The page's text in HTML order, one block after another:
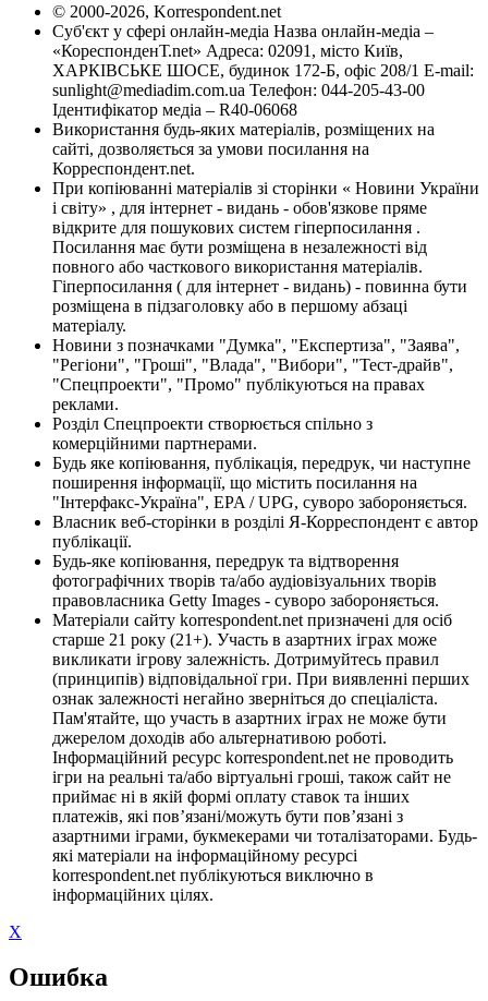
© 2000-2026, Korrespondent.net
Суб'єкт у сфері онлайн-медіа Назва онлайн-медіа –
«КореспонденТ.net» Адреса: 02091, місто Київ,
ХАРКІВСЬКЕ ШОСЕ, будинок 172-Б, офіс 208/1 E-mail:
sunlight@mediadim.com.ua Телефон: 044-205-43-00
Ідентифікатор медіа – R40-06068
Використання будь-яких матеріалів, розміщених на
сайті, дозволяється за умови посилання на
Корреспондент.net.
При копіюванні матеріалів зі сторінки « Новини України
і світу» , для інтернет - видань - обов'язкове пряме
відкрите для пошукових систем гіперпосилання .
Посилання має бути розміщена в незалежності від
повного або часткового використання матеріалів.
Гіперпосилання ( для інтернет - видань) - повинна бути
розміщена в підзаголовку або в першому абзаці
матеріалу.
Новини з позначками "Думка", "Експертиза", "Заява",
"Регіони", "Гроші", "Влада", "Вибори", "Тест-драйв",
"Спецпроекти", "Промо" публікуються на правах
реклами.
Розділ Спецпроекти створюється спільно з
комерційними партнерами.
Будь яке копіювання, публікація, передрук, чи наступне
поширення інформації, що містить посилання на
"Інтерфакс-Україна", EPA / UPG, суворо забороняється.
Власник веб-сторінки в розділі Я-Корреспондент є автор
публікації.
Будь-яке копіювання, передрук та відтворення
фотографічних творів та/або аудіовізуальних творів
правовласника Getty Images - суворо забороняється.
Матеріали сайту korrespondent.net призначені для осіб
старше 21 року (21+). Участь в азартних іграх може
викликати ігрову залежність. Дотримуйтесь правил
(принципів) відповідальної гри. При виявленні перших
ознак залежності негайно зверніться до спеціаліста.
Пам'ятайте, що участь в азартних іграх не може бути
джерелом доходів або альтернативою роботі.
Інформаційний ресурс korrespondent.net не проводить
ігри на реальні та/або віртуальні гроші, також сайт не
приймає ні в якій формі оплату ставок та інших
платежів, які пов’язані/можуть бути пов’язані з
азартними іграми, букмекерами чи тоталізаторами. Будь-
які матеріали на інформаційному ресурсі
korrespondent.net публікуються виключно в
інформаційних цілях.
X
Ошибка